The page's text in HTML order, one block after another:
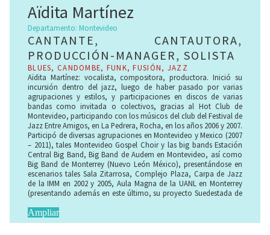
sold out), Velodromo Municipal y Trastienda de MVD, Movistar
Arena en Sgo. de Chile y Hard Rock Café en Orlando, EE.UU.
También ha conseguido desempeñarse en TV, actuación frente a
cámaras, conducción de eventos, formatos digitales como Host
y también en formato radio por streaming, lo que denota una
gran destreza de la artista en las diversas ramas artísticas.
Aïdita Martínez
Departamento: Montevideo
CANTANTE, CANTAUTORA,
PRODUCCIÓN-MANAGER, SOLISTA
BLUES, CANDOMBE, FUNK, FUSIÓN, JAZZ​
Aïdita Martínez: vocalista, compositora, productora. Inició su
incursión dentro del jazz, luego de haber pasado por varias
agrupaciones y estilos, y participaciones en discos de varias
bandas como invitada o colectivos, gracias al Hot Club de
Montevideo, participando con los músicos del club del Festival de
Jazz Entre Amigos, en La Pedrera, Rocha, en los años 2006 y 2007.
Participó de diversas agrupaciones en Montevideo y Mexico (2007
– 2011), tales Montevideo Gospel Choir y las big bands Estación
Central Big Band, Big Band de Audem en Montevideo, así como
Big Band de Monterrey (Nuevo León México), presentándose en
escenarios tales Sala Zitarrosa, Complejo Plaza, Carpa de Jazz
de la IMM en 2002 y 2005, Aula Magna de la UANL en Monterrey
(presentando además en este último, su proyecto Suedestada de
otros estilos, participó en el Concurso de Carnaval
montevideano con la agrupación Cuareim 1080 como solista y
Ampliar